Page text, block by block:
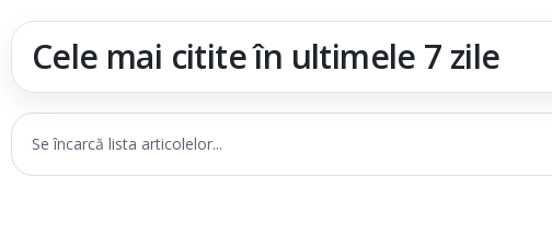
Cele mai citite în ultimele 7 zile
Se încarcă lista articolelor...